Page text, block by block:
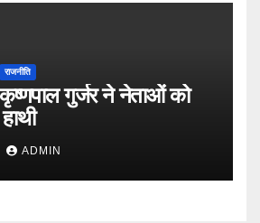
राजनीति
गुर्जर ने नेताओं को
ADMIN